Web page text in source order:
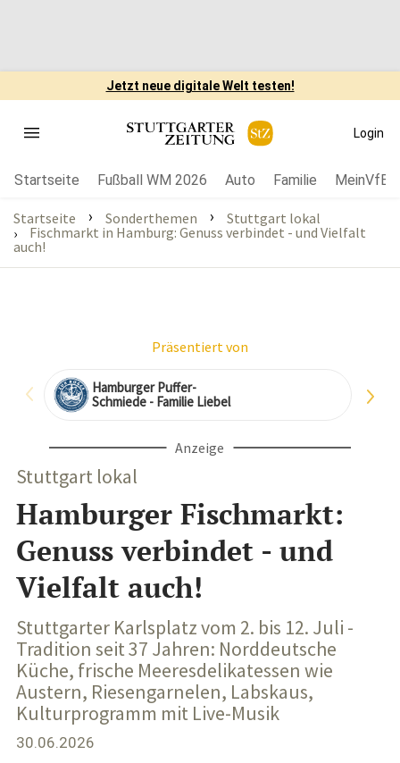
Jetzt neue digitale Welt testen!
Login
Startseite Fußball WM 2026 Auto Familie MeinVfB
Startseite › Sonderthemen ›
Stuttgart lokal
›
Fischmarkt in Hamburg: Genuss verbindet - und Vielfalt
auch!
Präsentiert von
Hamburger Puffer-
Schmiede - Familie Liebel
Anzeige
Stuttgart lokal
Hamburger Fischmarkt:
Genuss verbindet - und
Vielfalt auch!
Stuttgarter Karlsplatz vom 2. bis 12. Juli -
Tradition seit 37 Jahren: Norddeutsche
Küche, frische Meeresdelikatessen wie
Austern, Riesengarnelen, Labskaus,
Kulturprogramm mit Live-Musik
30.06.2026